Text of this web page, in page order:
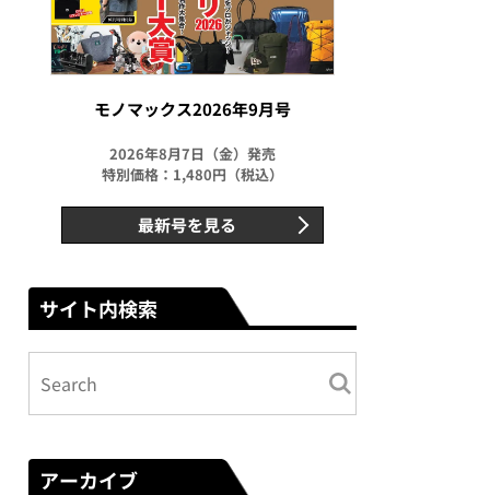
モノマックス2026年9月号
2026年8月7日（金）発売
特別価格：1,480円（税込）
最新号を見る
サイト内検索
アーカイブ